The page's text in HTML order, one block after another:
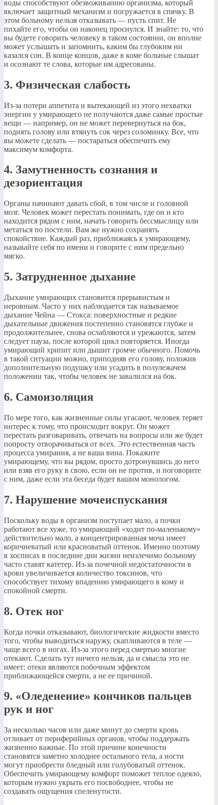
воды способствуют обезвоживанию организма, который
включает защитный механизм и погружается в спячку. В
этом больному нельзя отказывать — пусть спит. Не
пихайте его, чтобы он наконец проснулся. И знайте: то, что
вы будете говорить человеку в таком состоянии, он вполне
может услышать и запомнить, каким бы глубоким ни
казался сон. В конце концов, даже в коме больные слышат
и осознают те слова, которые им адресованы.
3. Физическая слабость
Из-за потери аппетита и вытекающей из этого нехватки
энергии у умирающего не получаются даже самые простые
вещи — например, он не может перевернуться на бок,
поднять голову или втянуть сок через соломинку. Все, что
вы можете сделать — постараться обеспечить ему
максимум комфорта.
4. Замутненность сознания и
дезориентация
Органы начинают давать сбой, в том числе и головной
мозг. Человек может перестать понимать, где он и кто
находится рядом с ним, начать говорить бессмыслицу или
метаться по постели. Вам же нужно сохранять
спокойствие. Каждый раз, приближаясь к умирающему,
называйте себя по имени и говорите с ним предельно
мягко.
5. Затрудненное дыхание
Дыхание умирающих становится прерывистым и
неровным. Часто у них наблюдается так называемое
дыхание Чейна — Стокса: поверхностные и редкие
дыхательные движения постепенно становятся глубже и
продолжительнее, снова ослабляются и урежаются, затем
следует пауза, после которой цикл повторяется. Иногда
умирающий хрипит или дышит громче обычного. Помочь
в такой ситуации можно, приподняв его голову, положив
дополнительную подушку или усадить в полулежачем
положении так, чтобы человек не завалился на бок.
6. Самоизоляция
По мере того, как жизненные силы угасают, человек теряет
интерес к тому, что происходит вокруг. Он может
перестать разговаривать, отвечать на вопросы или же будет
попросту отворачиваться от всех. Это естественная часть
процесса умирания, а не ваша вина. Покажите
умирающему, что вы рядом, просто дотронувшись до него
или взяв его руку в свою, если он не против, и поговорите
с ним, даже если эта беседа будет вашим монологом.
7. Нарушение мочеиспускания
Поскольку воды в организм поступает мало, а почки
работают все хуже, то умирающий «ходит по-маленькому»
действительно мало, а концентрированная моча имеет
коричневатый или красноватый оттенок. Именно поэтому
в хосписах в последние дни жизни неизлечимо больному
часто ставят катетер. Из-за почечной недостаточности в
крови увеличивается количество токсинов, что
способствует тихому впадению умирающего в кому и
спокойной смерти.
8. Отек ног
Когда почки отказывают, биологические жидкости вместо
того, чтобы выводиться наружу, скапливаются в теле —
чаще всего в ногах. Из-за этого перед смертью многие
отекают. Сделать тут ничего нельзя, да и смысла это не
имеет: отеки являются побочным эффектом
приближающейся смерти, а не ее причиной.
9. «Оледенение» кончиков пальцев
рук и ног
За несколько часов или даже минут до смерти кровь
отливает от периферийных органов, чтобы поддержать
жизненно важные. По этой причине конечности
становятся заметно холоднее остального тела, а ногти
могут приобрести бледный или голубоватый оттенок.
Обеспечить умирающему комфорт поможет теплое одеяло,
которым нужно укрыть его посвободнее, чтобы не
создавать ощущения спеленутости.